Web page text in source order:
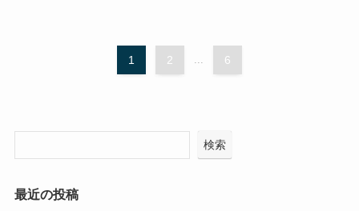
1 2 ... 6
検索
最近の投稿